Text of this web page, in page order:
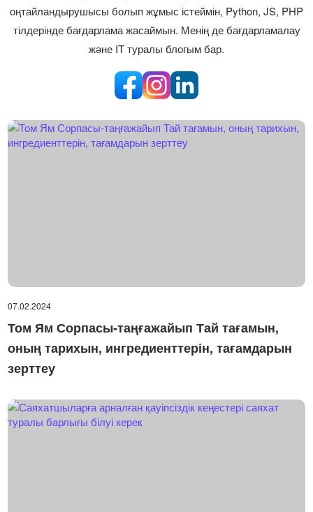
оңтайландырушысы болып жұмыс істеймін, Python, JS, PHP
тілдерінде бағдарлама жасаймын. Менің де бағдарламалау
және IT туралы блогым бар.
07.02.2024
Том Ям Сорпасы-таңғажайып Тай тағамын,
оның тарихын, ингредиенттерін, тағамдарын
зерттеу